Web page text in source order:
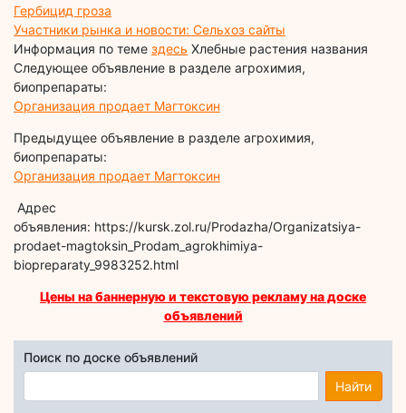
Гербицид гроза
Участники рынка и новости: Сельхоз сайты
Информация по теме здесь Хлебные растения названия
Следующее объявление в разделе агрохимия,
биопрепараты:
Организация продает Магтоксин
Предыдущее объявление в разделе агрохимия,
биопрепараты:
Организация продает Магтоксин
Адрес
объявления: https://kursk.zol.ru/Prodazha/Organizatsiya-
prodaet-magtoksin_Prodam_agrokhimiya-
biopreparaty_9983252.html
Цены на баннерную и текстовую рекламу на доске
объявлений
Поиск по доске объявлений
Найти